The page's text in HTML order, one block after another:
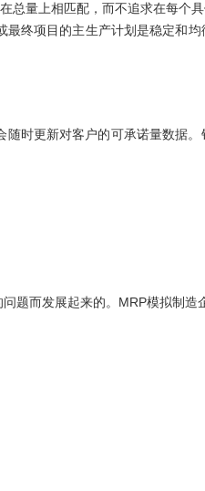
在总量上相匹配，而不追求在每个
终项目的主生产计划是稳定和
随时更新对客户的可承诺量数据
题而发展起来的。 MRP模拟制造